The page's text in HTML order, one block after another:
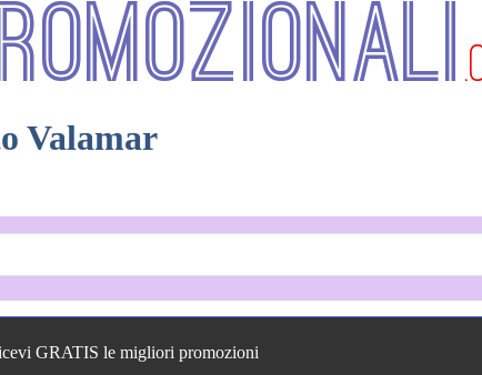
Valamar
GRATIS le migliori promozioni